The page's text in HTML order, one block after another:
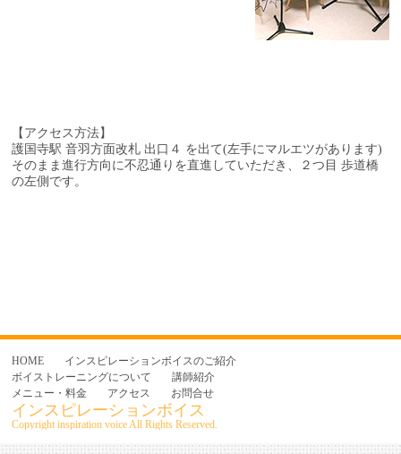
【アクセス方法】
護国寺駅 音羽方面改札 出口４ を出て(左手にマルエツがあります)
そのまま進行方向に不忍通りを直進していただき、
２つ目 歩道橋
の左側です。
HOME
インスピレーションボイスのご紹介
ボイストレーニングについて
講師紹介
メニュー・料金
アクセス お問合せ
インスピレーションボイス
Copyright inspiration voice All Rights Reserved.